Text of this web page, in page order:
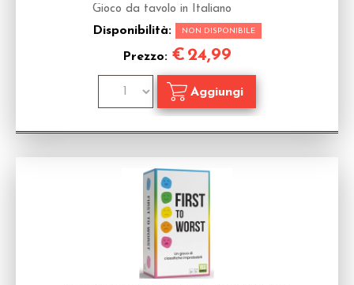
Gioco da tavolo in Italiano
Disponibilità: NON DISPONIBILE
Prezzo: € 24,99